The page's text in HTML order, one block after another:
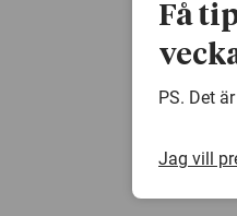
Få
PS. Det
Jag vill